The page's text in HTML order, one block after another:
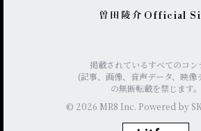
Official
掲載されているすべてのコン
(記事、画像、音声データ、映像
の無断転載を禁じます。
© 2026 MR8 Inc. Powered by